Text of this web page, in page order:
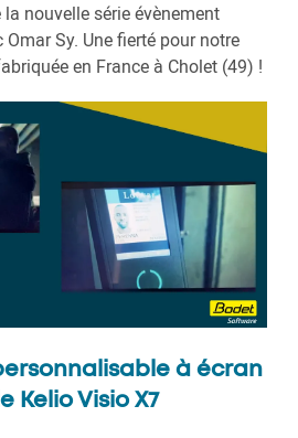
nouvelle série évènement
Sy. Une fierté pour notre
en France à Cholet (49) !
à écran
Kelio Visio X7